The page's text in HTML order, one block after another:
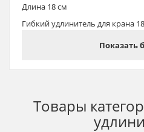
Длина 18 см
Гибкий удлинитель для крана
позвонив по телефонамПоказать
Товары